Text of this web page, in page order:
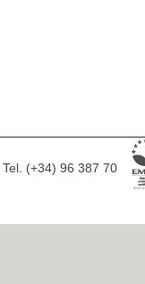
(+34) 96 387 70